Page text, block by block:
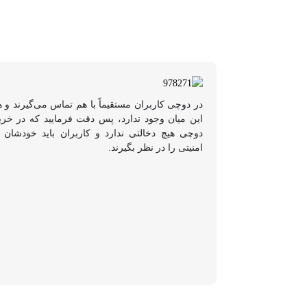
در دوچی کاربران مستقیماً با هم تماس می‌گیرند و
این میان وجود ندارد، پس دقت فرمایید که در
دوچی هیچ دخالتی ندارد و کاربران باید
امنیتی را در نظر بگیرند.